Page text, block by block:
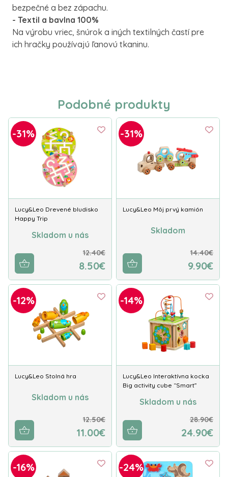
bezpečné a bez zápachu.
- Textil a bavlna 100%
Na výrobu vriec, šnúrok a iných textilných častí pre
ich hračky používajú ľanovú tkaninu.
Podobné produkty
-31%
Lucy&Leo Drevené bludisko
Happy Trip
Skladom u nás
12.40€
8.50€
-31%
Lucy&Leo Môj prvý kamión
Skladom
14.40€
9.90€
-12%
Lucy&Leo Stolná hra
Skladom u nás
12.50€
11.00€
-14%
Lucy&Leo Interaktívna kocka
Big activity cube “Smart”
Skladom u nás
28.90€
24.90€
-16% -24%